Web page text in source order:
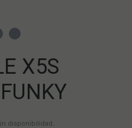
X5S
disponibilidad.